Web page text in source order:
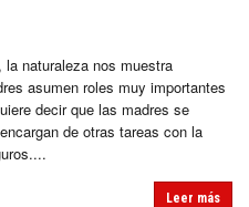
naturaleza nos muestra
asumen roles muy importantes
decir que las madres se
de otras tareas con la
Leer más